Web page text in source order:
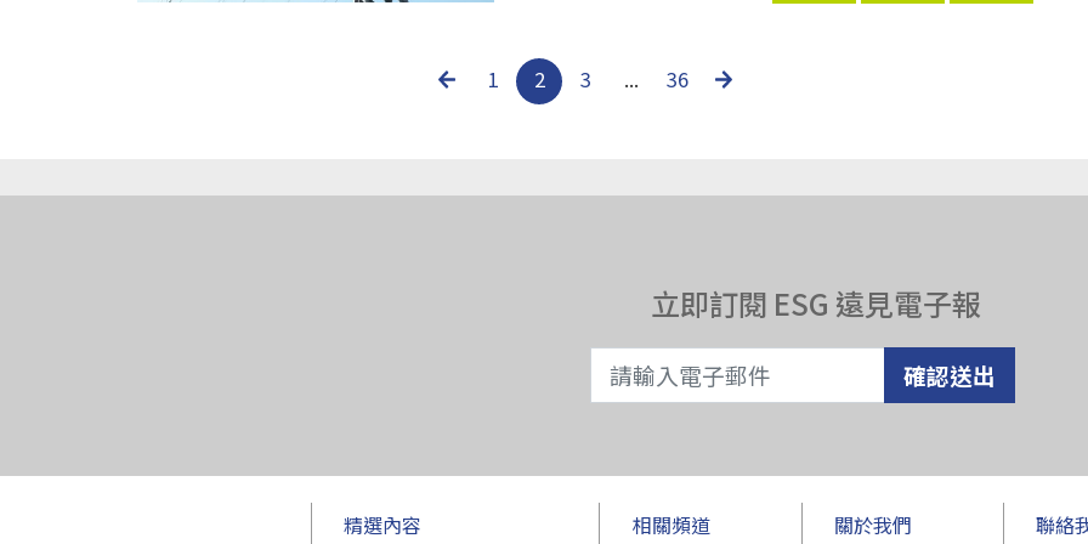
1 2 3 ... 36
立即訂閱 ESG 遠見電子報
確認送出
精選內容 相關頻道 關於我們 聯絡